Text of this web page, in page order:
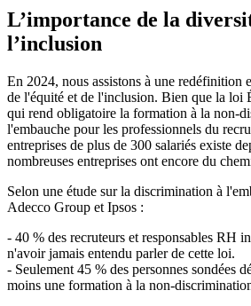
L’importance de la
l’inclusion
En 2024, nous assistons à une redéfinition
de l'équité et de l'inclusion. Bien que la loi
qui rend obligatoire la formation à la non-
l'embauche pour les professionnels du
entreprises de plus de 300 salariés existe
nombreuses entreprises ont encore du
Selon une étude sur la discrimination à
Adecco Group et Ipsos :
- 40 % des recruteurs et responsables RH
n'avoir jamais entendu parler de cette loi.
- Seulement 45 % des personnes sondées
moins une formation à la non-